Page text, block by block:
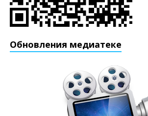
Обновления медиатеке